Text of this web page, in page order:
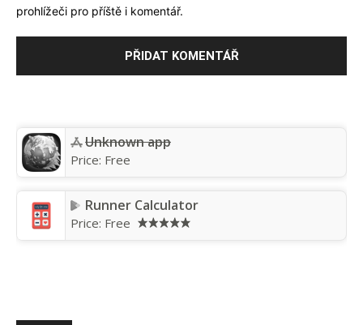
prohlížeči pro příště i komentář.
Unknown app
Price: Free
Runner Calculator
Price: Free